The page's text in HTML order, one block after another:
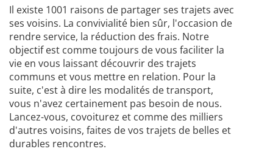
Il existe 1001 raisons de partager ses trajets avec
ses voisins. La convivialité bien sûr, l'occasion de
rendre service, la réduction des frais. Notre
objectif est comme toujours de vous faciliter la
vie en vous laissant découvrir des trajets
communs et vous mettre en relation. Pour la
suite, c'est à dire les modalités de transport,
vous n'avez certainement pas besoin de nous.
Lancez-vous, covoiturez et comme des milliers
d'autres voisins, faites de vos trajets de belles et
durables rencontres.